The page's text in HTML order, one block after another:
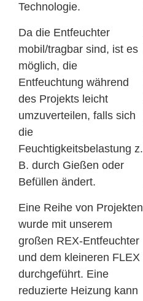
Technologie.
Da die Entfeuchter
mobil/tragbar sind, ist es
möglich, die
Entfeuchtung während
des Projekts leicht
umzuverteilen, falls sich
die
Feuchtigkeitsbelastung z.
B. durch Gießen oder
Befüllen ändert.
Eine Reihe von Projekten
wurde mit unserem
großen REX-Entfeuchter
und dem kleineren FLEX
durchgeführt. Eine
reduzierte Heizung kann